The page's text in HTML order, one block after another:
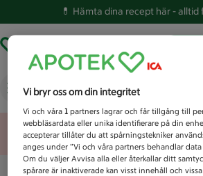
💊 Hämta dina recept här -alltid
Vad letar du efter idag?
Unknown error
Vi bryr oss om din integritet
Vi och våra1 partners lagrar och får tillgång till
webbläsardata eller unika identifierare på din
accepterar tillåter du att spårningstekniker
anges under ”Vi och våra partners behandlar
Om du väljer Avvisa alla eller återkallar ditt
spårare är inaktiverade kan visst innehåll och